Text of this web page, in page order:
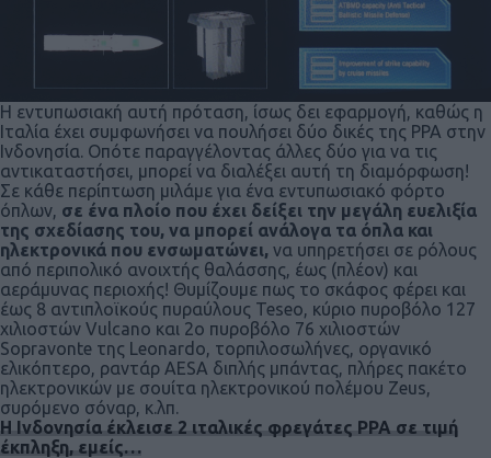
H εντυπωσιακή αυτή πρόταση, ίσως δει εφαρμογή, καθώς η
Ιταλία έχει συμφωνήσει να πουλήσει δύο δικές της PPA στην
Ινδονησία. Οπότε παραγγέλοντας άλλες δύο για να τις
αντικαταστήσει, μπορεί να διαλέξει αυτή τη διαμόρφωση!
Σε κάθε περίπτωση μιλάμε για ένα εντυπωσιακό φόρτο
όπλων, σε ένα πλοίο που έχει δείξει την μεγάλη ευελιξία
της σχεδίασης του, να μπορεί ανάλογα τα όπλα και
ηλεκτρονικά που ενσωματώνει, να υπηρετήσει σε ρόλους
από περιπολικό ανοιχτής θαλάσσης, έως (πλέον) και
αεράμυνας περιοχής! Θυμίζουμε πως το σκάφος φέρει και
έως 8 αντιπλοϊκούς πυραύλους Teseo, κύριο πυροβόλο 127
χιλιοστών Vulcano και 2ο πυροβόλο 76 χιλιοστών
Sopravonte της Leonardo, τορπιλοσωλήνες, οργανικό
ελικόπτερο, ραντάρ AESA διπλής μπάντας, πλήρες πακέτο
ηλεκτρονικών με σουίτα ηλεκτρονικού πολέμου Zeus,
συρόμενο σόναρ, κ.λπ.
H Ινδονησία έκλεισε 2 ιταλικές φρεγάτες PPA σε τιμή
έκπληξη, εμείς…